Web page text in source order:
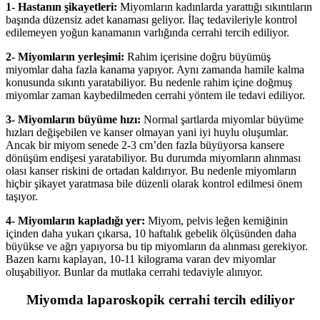
1- Hastanın şikayetleri: Miyomların kadınlarda yarattığı sıkıntıların
başında düzensiz adet kanaması geliyor. İlaç tedavileriyle kontrol
edilemeyen yoğun kanamanın varlığında cerrahi tercih ediliyor.
2- Miyomların yerleşimi: Rahim içerisine doğru büyümüş
miyomlar daha fazla kanama yapıyor. Aynı zamanda hamile kalma
konusunda sıkıntı yaratabiliyor. Bu nedenle rahim içine doğmuş
miyomlar zaman kaybedilmeden cerrahi yöntem ile tedavi ediliyor.
3- Miyomların büyüme hızı: Normal şartlarda miyomlar büyüme
hızları değişebilen ve kanser olmayan yani iyi huylu oluşumlar.
Ancak bir miyom senede 2-3 cm’den fazla büyüyorsa kansere
dönüşüm endişesi yaratabiliyor. Bu durumda miyomların alınması
olası kanser riskini de ortadan kaldırıyor. Bu nedenle miyomların
hiçbir şikayet yaratmasa bile düzenli olarak kontrol edilmesi önem
taşıyor.
4- Miyomların kapladığı yer: Miyom, pelvis leğen kemiğinin
içinden daha yukarı çıkarsa, 10 haftalık gebelik ölçüsünden daha
büyükse ve ağrı yapıyorsa bu tip miyomların da alınması gerekiyor.
Bazen karnı kaplayan, 10-11 kilograma varan dev miyomlar
oluşabiliyor. Bunlar da mutlaka cerrahi tedaviyle alınıyor.
Miyomda laparoskopik cerrahi tercih ediliyor